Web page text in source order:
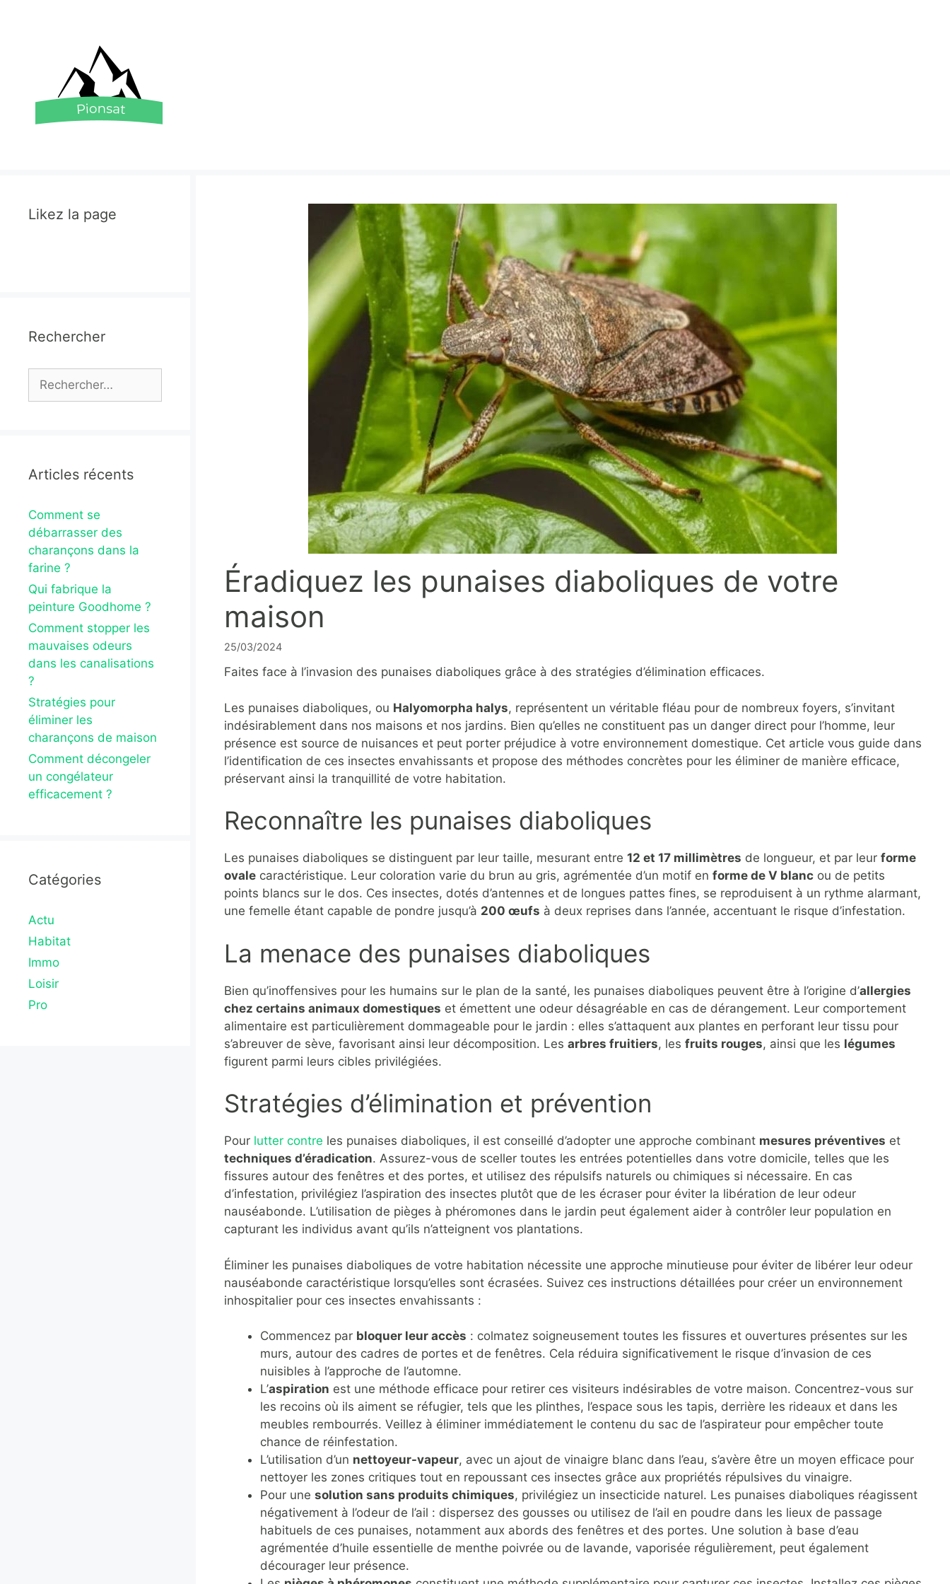
Éradiquez les punaises diaboliques de votre
maison
25/03/2024
Faites face à l’invasion des punaises diaboliques grâce à des stratégies d’élimination efficaces.
Les punaises diaboliques, ou Halyomorpha halys, représentent un véritable fléau pour de nombreux foyers, s’invitant
indésirablement dans nos maisons et nos jardins. Bien qu’elles ne constituent pas un danger direct pour l’homme, leur
présence est source de nuisances et peut porter préjudice à votre environnement domestique. Cet article vous guide dans
l’identification de ces insectes envahissants et propose des méthodes concrètes pour les éliminer de manière efficace,
préservant ainsi la tranquillité de votre habitation.
Reconnaître les punaises diaboliques
Les punaises diaboliques se distinguent par leur taille, mesurant entre 12 et 17 millimètres de longueur, et par leur forme
ovalecaractéristique. Leur coloration varie du brun au gris, agrémentée d’un motif en forme de V blancou de petits
points blancs sur le dos. Ces insectes, dotés d’antennes et de longues pattes fines, se reproduisent à un rythme alarmant,
une femelle étant capable de pondre jusqu’à 200 œufs à deux reprises dans l’année, accentuant le risque d’infestation.
La menace des punaises diaboliques
Bien qu’inoffensives pour les humains sur le plan de la santé, les punaises diaboliques peuvent être à l’origine d’allergies
chez certains animaux domestiques et émettent une odeur désagréable en cas de dérangement. Leur comportement
alimentaire est particulièrement dommageable pour le jardin : elles s’attaquent aux plantes en perforant leur tissu pour
s’abreuver de sève, favorisant ainsi leur décomposition. Les arbres fruitiers, les fruits rouges, ainsi que les légumes
figurent parmi leurs cibles privilégiées.
Stratégies d’élimination et prévention
Pour lutter contre les punaises diaboliques, il est conseillé d’adopter une approche combinant mesures préventives et
techniques d’éradication. Assurez-vous de sceller toutes les entrées potentielles dans votre domicile, telles que les
fissures autour des fenêtres et des portes, et utilisez des répulsifs naturels ou chimiques si nécessaire. En cas
d’infestation, privilégiez l’aspiration des insectes plutôt que de les écraser pour éviter la libération de leur odeur
nauséabonde. L’utilisation de pièges à phéromones dans le jardin peut également aider à contrôler leur population en
capturant les individus avant qu’ils n’atteignent vos plantations.
Éliminer les punaises diaboliques de votre habitation nécessite une approche minutieuse pour éviter de libérer leur odeur
nauséabonde caractéristique lorsqu’elles sont écrasées. Suivez ces instructions détaillées pour créer un environnement
inhospitalier pour ces insectes envahissants :
Commencez par bloquer leur accès : colmatez soigneusement toutes les fissures et ouvertures présentes sur les
murs, autour des cadres de portes et de fenêtres. Cela réduira significativement le risque d’invasion de ces
nuisibles à l’approche de l’automne.
L’aspiration est une méthode efficace pour retirer ces visiteurs indésirables de votre maison. Concentrez-vous sur
les recoins où ils aiment se réfugier, tels que les plinthes, l’espace sous les tapis, derrière les rideaux et dans les
meubles rembourrés. Veillez à éliminer immédiatement le contenu du sac de l’aspirateur pour empêcher toute
chance de réinfestation.
L’utilisation d’un nettoyeur-vapeur, avec un ajout de vinaigre blanc dans l’eau, s’avère être un moyen efficace pour
nettoyer les zones critiques tout en repoussant ces insectes grâce aux propriétés répulsives du vinaigre.
Pour une solution sans produits chimiques, privilégiez un insecticide naturel. Les punaises diaboliques réagissent
négativement à l’odeur de l’ail : dispersez des gousses ou utilisez de l’ail en poudre dans les lieux de passage
habituels de ces punaises, notamment aux abords des fenêtres et des portes. Une solution à base d’eau
agrémentée d’huile essentielle de menthe poivrée ou de lavande, vaporisée régulièrement, peut également
décourager leur présence.
Likez la page
Rechercher
Rechercher :
Articles récents
Comment se
débarrasser des
charançons dans la
farine ?
Qui fabrique la
peinture Goodhome ?
Comment stopper les
mauvaises odeurs
dans les canalisations
?
Stratégies pour
éliminer les
charançons de maison
Comment décongeler
un congélateur
efficacement ?
Catégories
Actu
Habitat
Immo
Loisir
Pro